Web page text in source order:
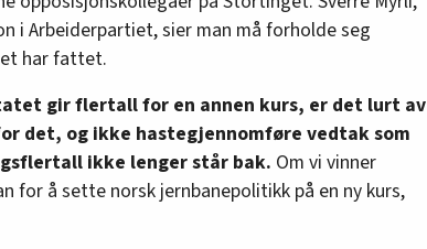
i Arbeiderpartiet, sier man må forholde seg
har fattet.
gir flertall for en annen kurs, er det lurt av
det, og ikke hastegjennomføre vedtak som
ikke lenger står bak. Om vi vinner
for å sette norsk jernbanepolitikk på en ny kurs,